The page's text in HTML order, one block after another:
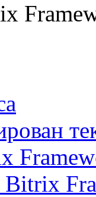
Bitrix